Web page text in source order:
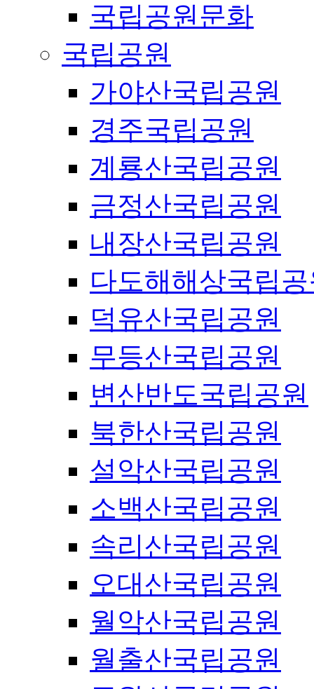
국립공원문화
국립공원
가야산국립공원
경주국립공원
계룡산국립공원
금정산국립공원
내장산국립공원
다도해해상국립
덕유산국립공원
무등산국립공원
변산반도국립공원
북한산국립공원
설악산국립공원
소백산국립공원
속리산국립공원
오대산국립공원
월악산국립공원
월출산국립공원